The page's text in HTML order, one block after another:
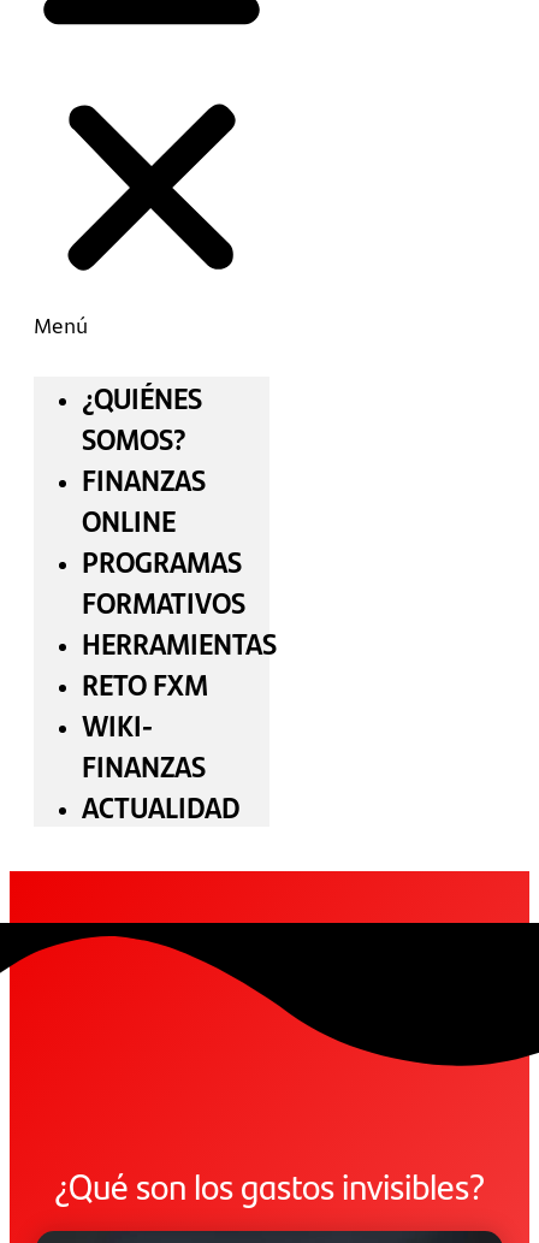
Menú
¿QUIÉNES
SOMOS?
FINANZAS
ONLINE
PROGRAMAS
FORMATIVOS
HERRAMIENTAS
RETO FXM
WIKI-
FINANZAS
ACTUALIDAD
¿Qué son los gastos invisibles?